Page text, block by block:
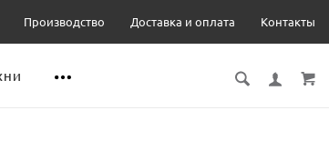
Производство Доставка и оплата Контакты